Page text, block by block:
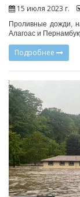
15 июля 2023 г.
Проливные дожди,
Алагоас и
Подробнее